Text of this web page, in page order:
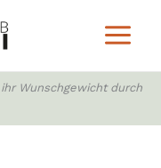
Wunschgewicht durch